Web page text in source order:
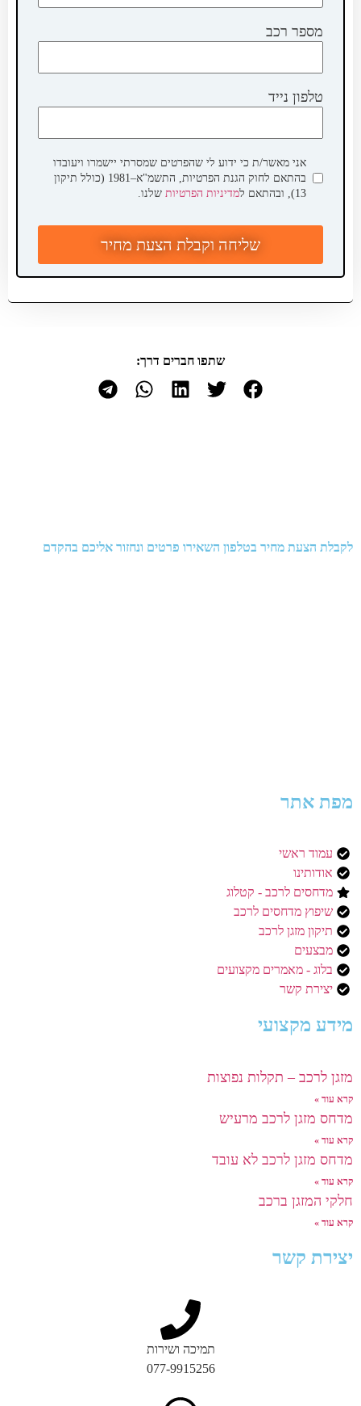
מספר רכב
טלפון נייד
אני מאשר/ת כי ידוע לי שהפרטים שמסרתי יישמרו ויעובדו
בהתאם לחוק הגנת הפרטיות, התשמ"א–1981 (כולל תיקון
13), ובהתאם ל
מדיניות הפרטיות שלנו.
שליחה וקבלת הצעת מחיר
שתפו חברים דרך:
לקבלת הצעת מחיר בטלפון השאירו פרטים ונחזור אליכם בהקדם
מפת אתר
עמוד ראשי
אודותינו
מדחסים לרכב - קטלוג
שיפוץ מדחסים לרכב
תיקון מזגן לרכב
מבצעים
בלוג - מאמרים מקצועים
יצירת קשר
מידע מקצועי
מזגן לרכב – תקלות נפוצות
קרא עוד »
מדחס מזגן לרכב מרעיש
קרא עוד »
מדחס מזגן לרכב לא עובד
קרא עוד »
חלקי המזגן ברכב
קרא עוד »
יצירת קשר
תמיכה ושירות
077-9915256